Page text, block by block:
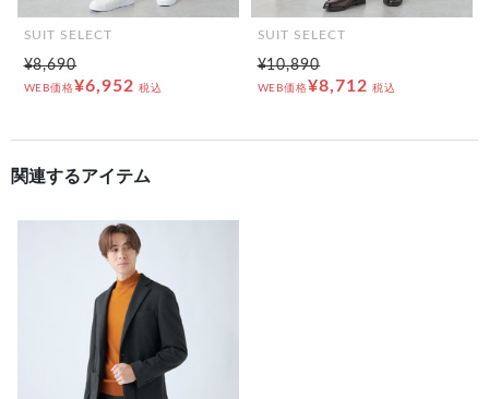
SUIT SELECT
¥8,690
WEB価格¥6,952 税込
SUIT SELECT
¥10,890
WEB価格¥8,712 税込
関連するアイテム